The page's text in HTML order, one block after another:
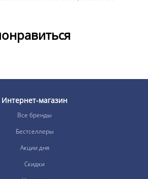
Интернет-магазин
Все бренды
Бестселлеры
Акции дня
Скидки